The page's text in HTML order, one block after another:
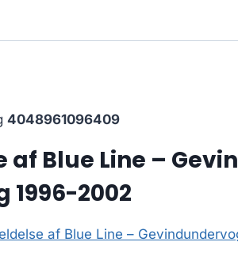
4048961096409
Blue Line –
1996-2002
af Blue Line –